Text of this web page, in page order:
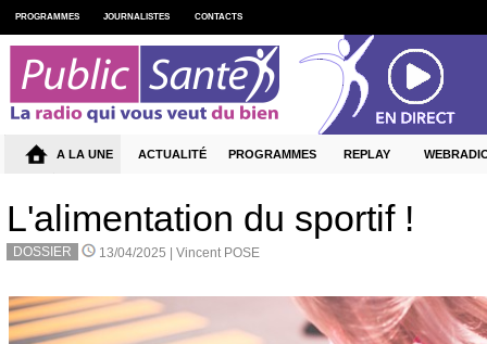
L'alimentation du sportif !
DOSSIER 13/04/2025 | Vincent POSE
PROGRAMMES JOURNALISTES CONTACTS
A LA UNE ACTUALITÉ PROGRAMMES REPLAY